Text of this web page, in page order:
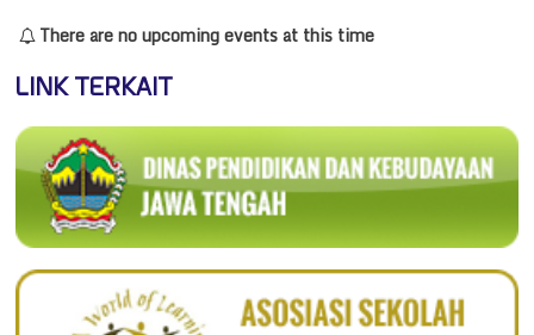
There are no upcoming events at this time
LINK TERKAIT